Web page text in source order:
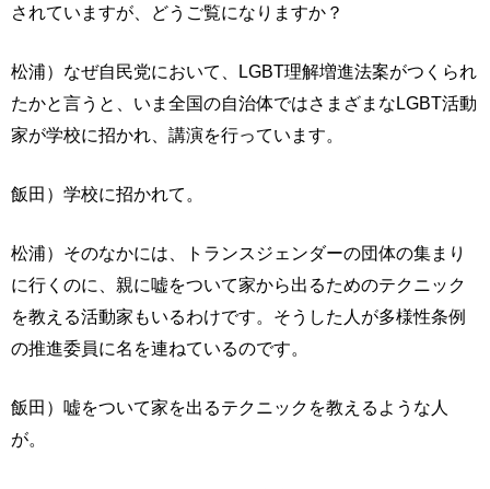
されていますが、どうご覧になりますか？
松浦）なぜ自民党において、LGBT理解増進法案がつくられ
たかと言うと、いま全国の自治体ではさまざまなLGBT活動
家が学校に招かれ、講演を行っています。
飯田）学校に招かれて。
松浦）そのなかには、トランスジェンダーの団体の集まり
に行くのに、親に嘘をついて家から出るためのテクニック
を教える活動家もいるわけです。そうした人が多様性条例
の推進委員に名を連ねているのです。
飯田）嘘をついて家を出るテクニックを教えるような人
が。